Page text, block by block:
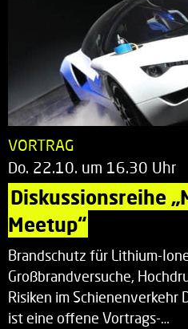
VORTRAG
Do. 22.10. um 16.30 Uhr
Diskussionsreihe
Meetup“
Brandschutz für Lithium-
Großbrandversuche,
Risiken im Schienenverkehr
ist eine offene Vortrags-…